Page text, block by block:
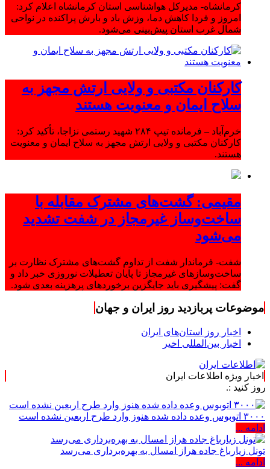
کرمانشاه- مدیرکل هواشناسی استان کرمانشاه اعلام کرد:
امروز و فردا کاهش دما، وزش باد و بارش پراکنده در نواحی
شمال غرب استان پیش‌بینی می‌شود.
کارکنان مکتبی و ولایی ارتش مجهز به
سلاح ایمان و معنویت هستند
خرم‌آباد – فرمانده تیپ ۲۸۴ شهید رستمی نزاجا، تأکید کرد:
کارکنان مکتبی و ولایی ارتش مجهز به سلاح ایمان و معنویت
هستند.
مقیمی: گشت‌های مشترک مقابله با
ساخت‌وساز غیرمجاز در شفت تشدید
می‌شود
شفت- فرماندار شفت از تداوم گشت‌های مشترک نظارت بر
ساخت‌وسازهای غیرمجاز تا پایان تعطیلات نوروزی خبر داد و
گفت: پیشگیری باید جایگزین برخوردهای پرهزینه بعدی شود.
موضوعات پربازدید روز ایران و جهان
اخبار روز استان‌های ایران
اخبار بین‌المللی اخیر
اخبار ویژه اطلاعات ایران
۳۰۰۰ اتوبوس وعده داده شده هنوز وارد طرح اربعین نشده است
ادامه ...
تونل زیارباغ جاده هراز امسال به بهره‌برداری می‌رسد
ادامه ...